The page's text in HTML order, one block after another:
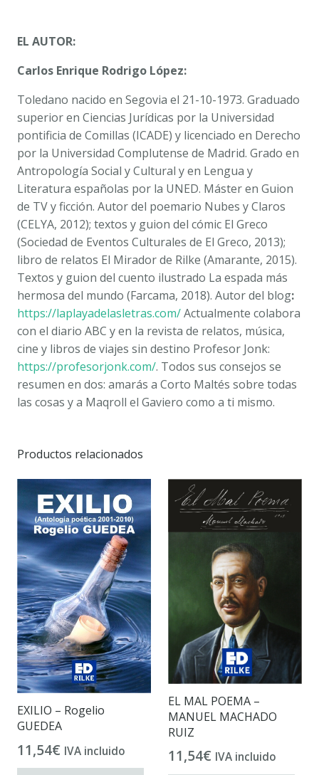
EL AUTOR:
Carlos Enrique Rodrigo López:
Toledano nacido en Segovia el 21-10-1973. Graduado
superior en Ciencias Jurídicas por la Universidad
pontificia de Comillas (ICADE) y licenciado en Derecho
por la Universidad Complutense de Madrid. Grado en
Antropología Social y Cultural y en Lengua y
Literatura españolas por la UNED. Máster en Guion
de TV y ficción. Autor del poemario Nubes y Claros
(CELYA, 2012); textos y guion del cómic El Greco
(Sociedad de Eventos Culturales de El Greco, 2013);
libro de relatos El Mirador de Rilke (Amarante, 2015).
Textos y guion del cuento ilustrado La espada más
hermosa del mundo (Farcama, 2018). Autor del blog:
https://laplayadelasletras.com/Actualmente colabora
con el diario ABC y en la revista de relatos, música,
cine y libros de viajes sin destino Profesor Jonk:
https://profesorjonk.com/. Todos sus consejos se
resumen en dos: amarás a Corto Maltés sobre todas
las cosas y a Maqroll el Gaviero como a ti mismo.
Productos relacionados
EXILIO – Rogelio
GUEDEA
11,54€ IVA incluido
EL MAL POEMA –
MANUEL MACHADO
RUIZ
11,54€ IVA incluido